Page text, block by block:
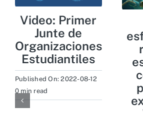
Video: Primer
Junte de
Organizaciones
Estudiantiles
Published On: 2022-08-12
0 min read